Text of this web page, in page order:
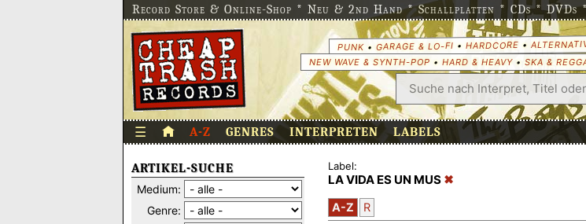
Record Store & Online-Shop * Neu & 2nd Hand * Schallplatten * CDs * DVDs *
PUNK• GARAGE & LO-FI • HARDCORE •
NEW WAVE & SYNTH-POP • HARD & HEAVY• SKA &
☰ A-Z GENRES INTERPRETEN LABELS
ARTIKEL-SUCHE
Medium:
Genre:
Label:
LA VIDA ES UN MUS
A-Z R